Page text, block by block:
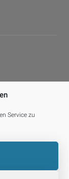
Service zu